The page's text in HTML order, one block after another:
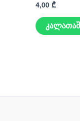
4,00 ₾